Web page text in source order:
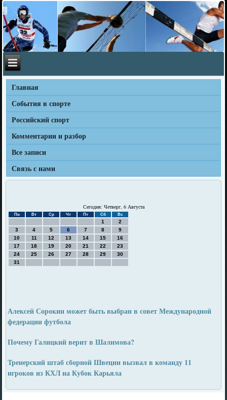
Главная
События в спорте
Российский спорт
Комментарии и разбор
Все записи
Связь с нами
Сегодня: Четверг, 6 Августа
Пн Вт Ср Чт Пт Сб Вс
1
2
3
4 5 6 7 8
9
10
11 12 13 14 15
16
17
18 19 20 21 22
23
24
25 26 27 28 29
30
31
Алексей Сорокин может быть выбран в совет Международной
федерации футбола
Почему Галицкий верит в Шалимова?
Тренерский штаб сборной Швеции вызвал в команду 11
игроков из КХЛ на Кубок Карьяла